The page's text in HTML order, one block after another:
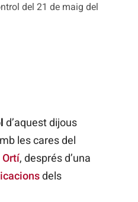
del 21 de maig del
d’aquest dijous
les cares del
Ortí, després d’una
dels